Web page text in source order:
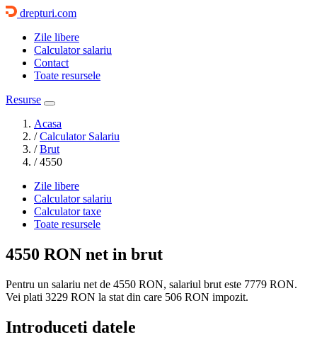
drepturi.com
Zile libere
Calculator salariu
Contact
Toate resursele
Resurse
Acasa
/ Calculator Salariu
/ Brut
/ 4550
Zile libere
Calculator salariu
Calculator taxe
Toate resursele
4550 RON net in brut
Pentru un salariu net de 4550 RON, salariul brut este 7779 RON.
Vei plati 3229 RON la stat din care 506 RON impozit.
Introduceti datele